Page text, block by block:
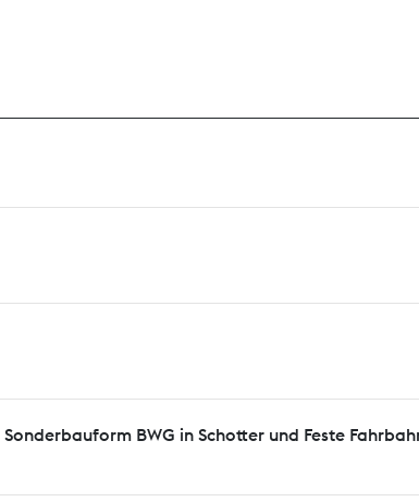
Sonderbauform BWG in Schotter und Feste